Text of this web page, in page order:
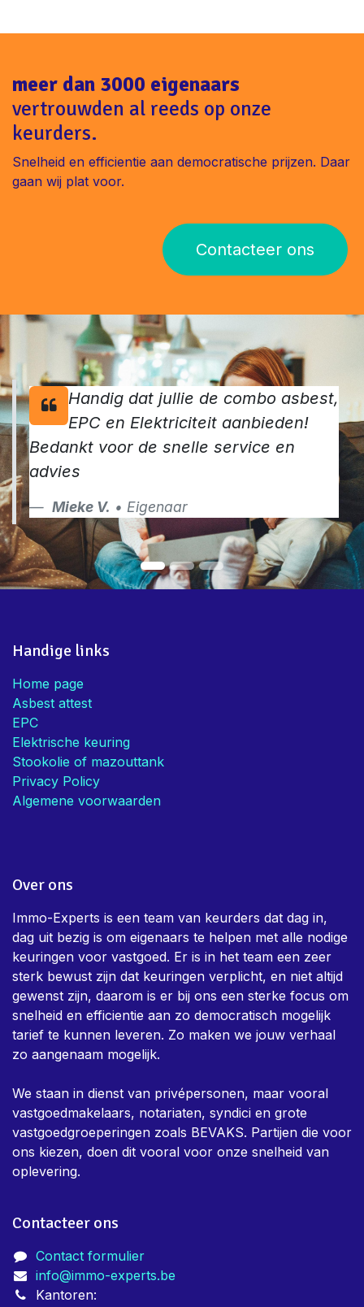
meer dan 3000 eigenaars
vertrouwden al reeds op onze
keurders.
Snelheid en efficientie aan democratische prijzen. Daar
gaan wij plat voor.
Contacteer ons
Handig dat jullie de combo asbest,
EPC en Elektriciteit aanbieden!
Bedankt voor de snelle service en
advies
Mieke V. • Eigenaar
Handige links
Home page
Asbest attest
EPC
Elektrische keuring
Stookolie of mazouttank
Privacy Policy
Algemene voorwaarden
Over ons
Immo-Experts is een team van keurders dat dag in,
dag uit bezig is om eigenaars te helpen met alle nodige
keuringen voor vastgoed. Er is in het team een zeer
sterk bewust zijn dat keuringen verplicht, en niet altijd
gewenst zijn, daarom is er bij ons een sterke focus om
snelheid en efficientie aan zo democratisch mogelijk
tarief te kunnen leveren. Zo maken we jouw verhaal
zo aangenaam mogelijk.
We staan in dienst van privépersonen, maar vooral
vastgoedmakelaars, notariaten, syndici en grote
vastgoedgroeperingen zoals BEVAKS. Partijen die voor
ons kiezen, doen dit vooral voor onze snelheid van
oplevering.
Contacteer ons
Contact formulier
info@immo-experts.be
Kantoren: